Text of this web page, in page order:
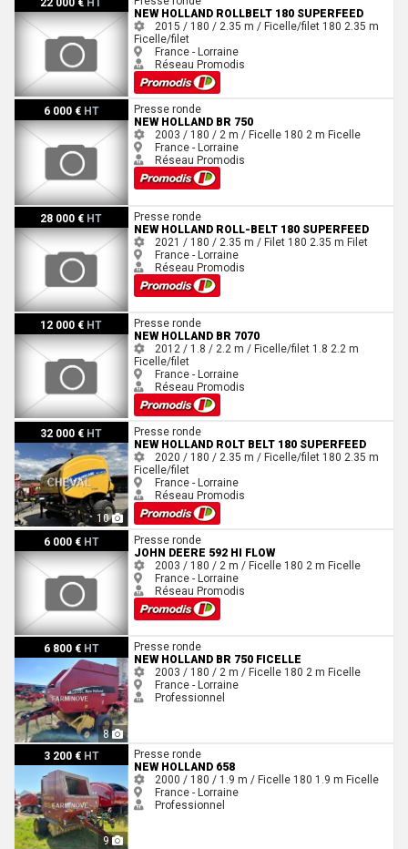
22 000 € HT
NEW HOLLAND ROLLBELT 180 SUPERFEED
2015 / 180 / 2.35 m / Ficelle/filet 180 2.35 m
Ficelle/filet
France - Lorraine
Réseau Promodis
6 000 € HT
New Holland BR 750
Presse ronde
NEW HOLLAND BR 750
2003 / 180 / 2 m / Ficelle 180 2 m Ficelle
France - Lorraine
Réseau Promodis
28 000 € HT
New Holland Roll-Belt 180 SuperFeed
Presse ronde
NEW HOLLAND ROLL-BELT 180 SUPERFEED
2021 / 180 / 2.35 m / Filet 180 2.35 m Filet
France - Lorraine
Réseau Promodis
12 000 € HT
New Holland BR 7070
Presse ronde
NEW HOLLAND BR 7070
2012 / 1.8 / 2.2 m / Ficelle/filet 1.8 2.2 m
Ficelle/filet
France - Lorraine
Réseau Promodis
32 000 € HT
10
New Holland Rolt belt 180 superfeed
Presse ronde
NEW HOLLAND ROLT BELT 180 SUPERFEED
2020 / 180 / 2.35 m / Ficelle/filet 180 2.35 m
Ficelle/filet
France - Lorraine
Réseau Promodis
6 000 € HT
John Deere 592 Hi Flow Presse ronde
JOHN DEERE 592 HI FLOW
2003 / 180 / 2 m / Ficelle 180 2 m Ficelle
France - Lorraine
Réseau Promodis
6 800 € HT
8
New Holland BR 750 FICELLEPresse ronde
NEW HOLLAND BR 750 FICELLE
2003 / 180 / 2 m / Ficelle 180 2 m Ficelle
France - Lorraine
Professionnel
3 200 € HT
9
New Holland 658
Presse ronde
NEW HOLLAND 658
2000 / 180 / 1.9 m / Ficelle 180 1.9 m Ficelle
France - Lorraine
Professionnel